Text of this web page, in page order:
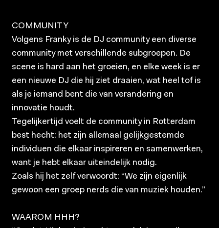
COMMUNITY
Volgens Franky is de DJ community een diverse
community met verschillende subgroepen. De
scene is hard aan het groeien, en elke week is er
een nieuwe DJ die hij ziet draaien, wat heel tof is
als je iemand bent die van verandering en
innovatie houdt.
Tegelijkertijd voelt de community in Rotterdam
best hecht: het zijn allemaal gelijkgestemde
individuen die elkaar inspireren en samenwerken,
want je hebt elkaar uiteindelijk nodig.
Zoals hij het zelf verwoordt: “We zijn eigenlijk
gewoon een groep nerds die van muziek houden.”
WAAROM HHH?